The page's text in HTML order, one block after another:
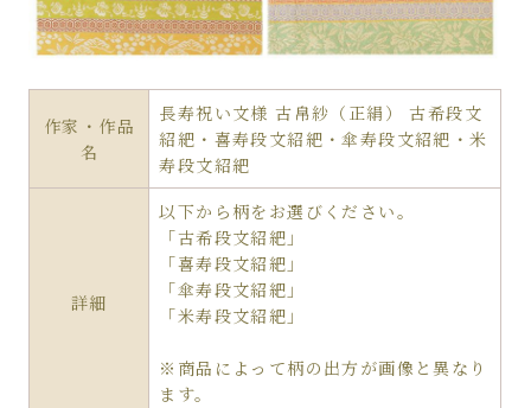
作家・作品
名
長寿祝い文様 古帛紗（正絹） 古希段文
紹紦・喜寿段文紹紦・傘寿段文紹紦・米
寿段文紹紦
詳細
以下から柄をお選びください。
「古希段文紹紦」
「喜寿段文紹紦」
「傘寿段文紹紦」
「米寿段文紹紦」
※商品によって柄の出方が画像と異なり
ます。